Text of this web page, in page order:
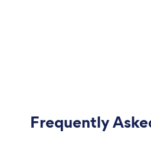
Frequently